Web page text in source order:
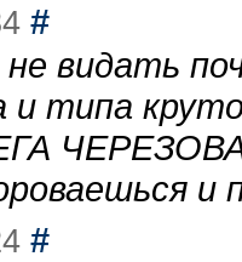
#
видать
и типа
#